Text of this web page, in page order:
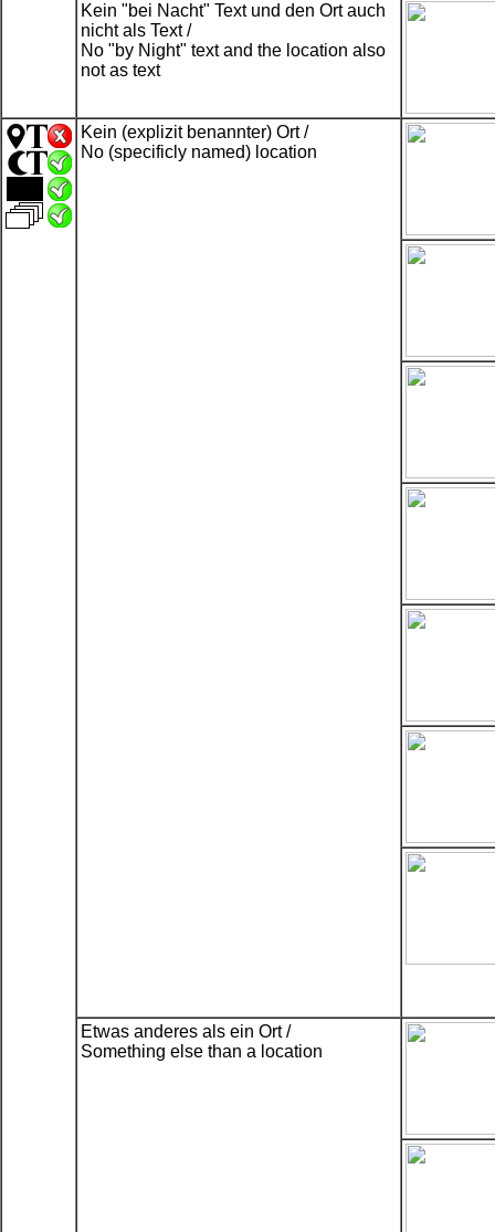
Kein "bei Nacht" Text und den Ort auch
nicht als Text /
No "by Night" text and the location also
not as text
Kein (explizit benannter) Ort /
No (specificly named) location
Etwas anderes als ein Ort /
Something else than a location